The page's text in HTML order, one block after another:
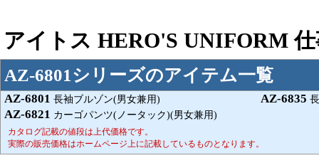
アイトス HERO'S UNIFORM
AZ-6801シリーズのアイテム一覧
AZ-6801 長袖ブルゾン(男女兼用) AZ-6835
AZ-6821 カーゴパンツ(ノータック)(男女兼用)
カタログ記載の値段は上代価格です。
実際の販売価格はホームページ上に記載しているものとなります。